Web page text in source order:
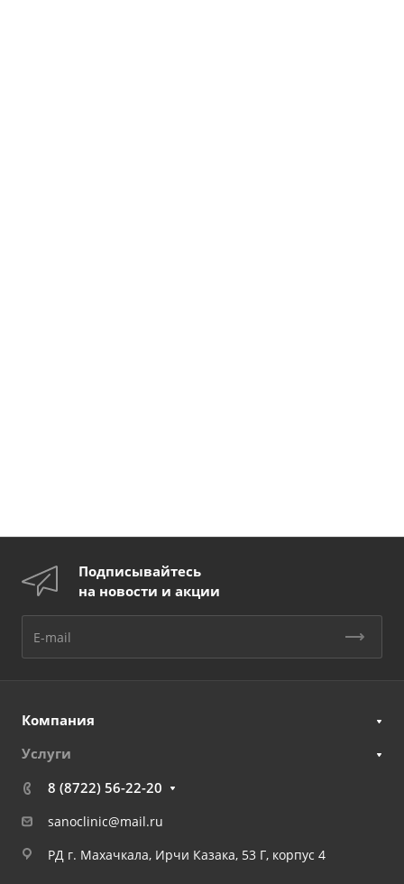
Подписывайтесь
на новости и акции
Компания
Услуги
8 (8722) 56-22-20
sanoclinic@mail.ru
РД г. Махачкала, Ирчи Казака, 53 Г, корпус 4